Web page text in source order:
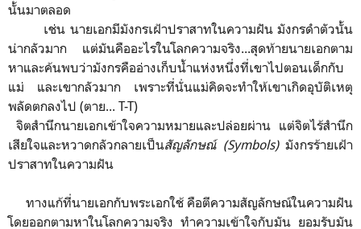
นั้นมาตลอด
เช่น นายเอกมีมังกรเฝ้าปราสาทในความฝัน มังกรดำตัวนั้น
น่ากลัวมาก แต่มันคืออะไรในโลกความจริง...สุดท้ายนายเอกตาม
หาและค้นพบว่ามังกรคืออ่างเก็บน้ำแห่งหนึ่งที่เขาไปตอนเด็กกับ
แม่ และเขากลัวมาก เพราะที่นั่นแม่คิดจะทำให้เขาเกิดอุบัติเหตุ
พลัดตกลงไป (ตาย... T-T)
จิตสำนึกนายเอกเข้าใจความหมายและปล่อยผ่าน แต่จิตไร้สำนึก
เสียใจและหวาดกลัวกลายเป็นสัญลักษณ์ (Symbols)มังกรร้ายเฝ้า
ปราสาทในความฝัน
ทางแก้ที่นายเอกกับพระเอกใช้ คือตีความสัญลักษณ์ในความฝัน
โดยออกตามหาในโลกความจริง ทำความเข้าใจกับมัน ยอมรับมัน